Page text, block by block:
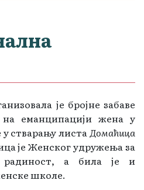
је бројне забаве
еманципацији жена у
у стварању листаДомаћица
је Женског удружења за
радиност, а била је и
школе.